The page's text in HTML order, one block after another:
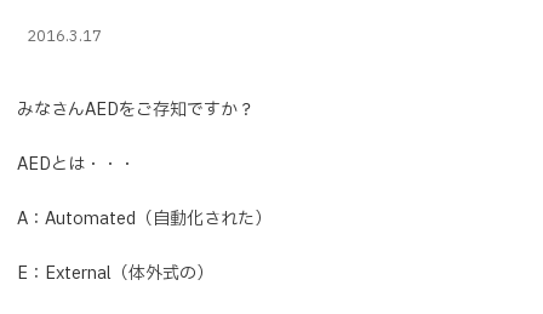
2016.3.17
みなさんAEDをご存知ですか？
AEDとは・・・
A：Automated（自動化された）
E：External（体外式の）